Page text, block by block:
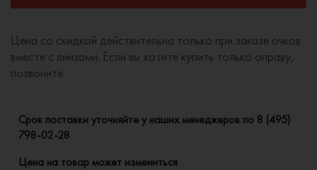
Цена со скидкой действительна только при заказе очков
вместе с линзами. Если вы хотите купить только оправу,
позвоните.
Cрок поставки уточняйте у наших менеджеров по 8 (495)
798-02-28
Цена на товар может измениться